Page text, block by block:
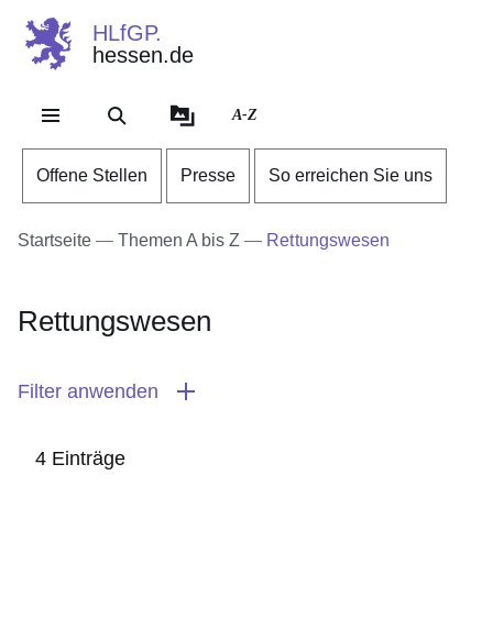
HLfGP.
hessen.de
A-Z
Offene Stellen Presse So erreichen Sie uns
Startseite Themen A bis Z Rettungswesen
Rettungswesen
Filter anwenden
4 Einträge